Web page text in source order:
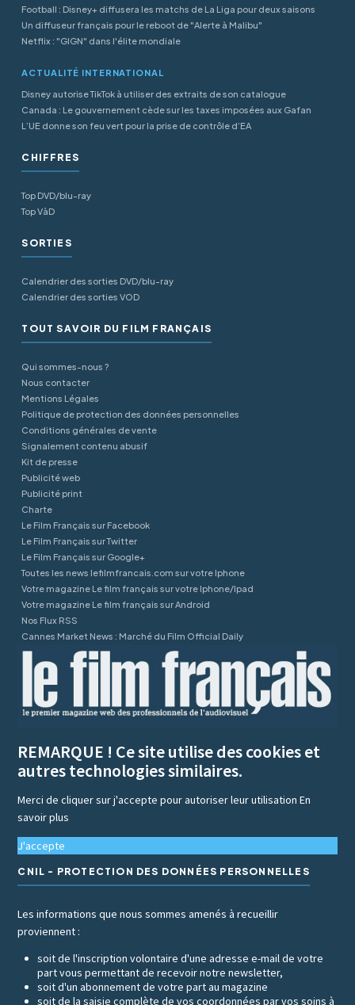
Football : Disney+ diffusera les matchs de La Liga pour deux saisons
Un diffuseur français pour le reboot de "Alerte à Malibu"
Netflix : "GIGN" dans l'élite mondiale
ACTUALITÉ INTERNATIONAL
Disney autorise TikTok à utiliser des extraits de son catalogue
Canada : Le gouvernement cède sur les taxes imposées aux Gafan
L’UE donne son feu vert pour la prise de contrôle d’EA
CHIFFRES
Top DVD/blu-ray
Top VàD
SORTIES
Calendrier des sorties DVD/blu-ray
Calendrier des sorties VOD
TOUT SAVOIR DU FILM FRANÇAIS
Qui sommes-nous ?
Nous contacter
Mentions Légales
Politique de protection des données personnelles
Conditions générales de vente
Signalement contenu abusif
Kit de presse
Publicité web
Publicité print
Charte
Le Film Français sur Facebook
Le Film Français sur Twitter
Le Film Français sur Google+
Toutes les news lefilmfrancais.com sur votre Iphone
Votre magazine Le film français sur votre Iphone/Ipad
Votre magazine Le film français sur Android
Nos Flux RSS
Cannes Market News : Marché du Film Official Daily
REMARQUE ! Ce site utilise des cookies et
autres technologies similaires.
Merci de cliquer sur j'accepte pour autoriser leur utilisationEn
savoir plus
J'accepte
CNIL - PROTECTION DES DONNÉES PERSONNELLES
Les informations que nous sommes amenés à recueillir
proviennent :
soit de l'inscription volontaire d'une adresse e-mail de votre
part vous permettant de recevoir notre newsletter,
soit d'un abonnement de votre part au magazine
soit de la saisie complète de vos coordonnées par vos soins à